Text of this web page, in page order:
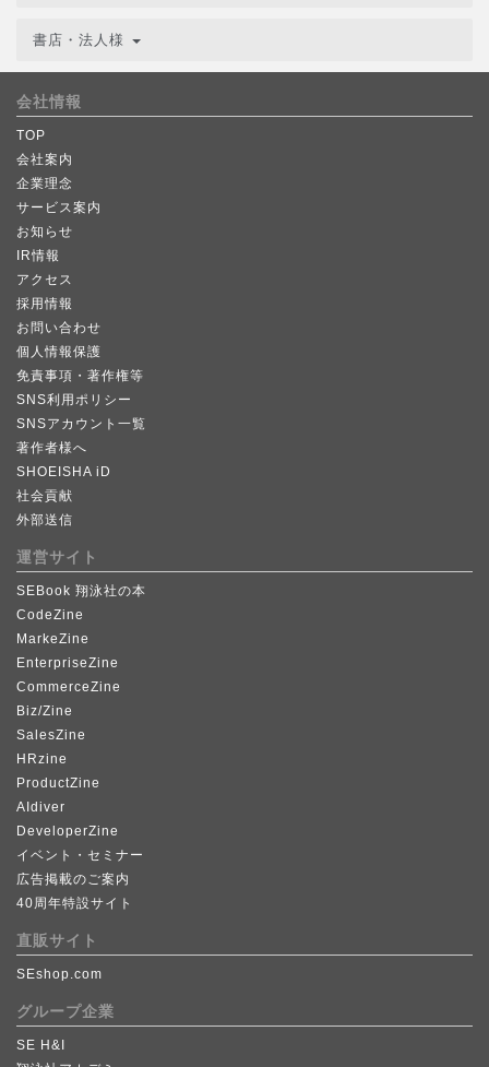
書店・法人様
会社情報
TOP
会社案内
企業理念
サービス案内
お知らせ
IR情報
アクセス
採用情報
お問い合わせ
個人情報保護
免責事項・著作権等
SNS利用ポリシー
SNSアカウント一覧
著作者様へ
SHOEISHA iD
社会貢献
外部送信
運営サイト
SEBook 翔泳社の本
CodeZine
MarkeZine
EnterpriseZine
CommerceZine
Biz/Zine
SalesZine
HRzine
ProductZine
AIdiver
DeveloperZine
イベント・セミナー
広告掲載のご案内
40周年特設サイト
直販サイト
SEshop.com
グループ企業
SE H&I